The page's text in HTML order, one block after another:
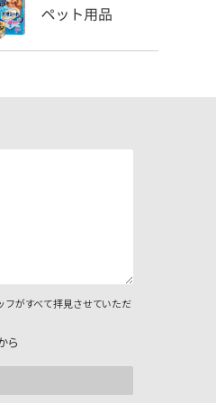
フがすべて拝見させていただ
ら